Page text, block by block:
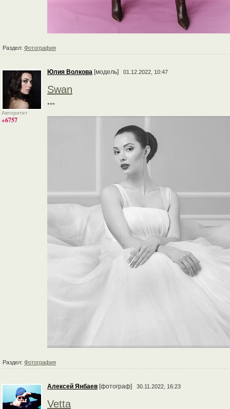
Раздел: Фотография
Авторитет
+6757
Юлия Волкова [модель] 01.12.2022, 10:47
Swan
***
Раздел: Фотография
Алексей Янбаев [фотограф] 30.11.2022, 16:23
Vetta